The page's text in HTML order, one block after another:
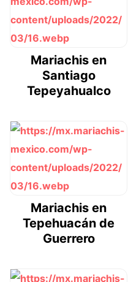
Mariachis en
Santiago
Tepeyahualco
Mariachis en
Tepehuacán de
Guerrero